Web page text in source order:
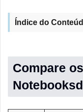
Índice do
Compare